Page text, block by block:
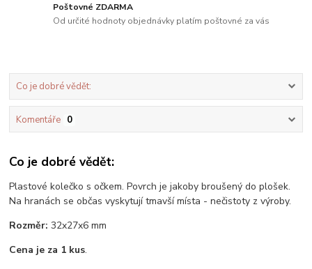
Poštovné ZDARMA
Od určité hodnoty objednávky platím poštovné za vás
Co je dobré vědět:
Komentáře 0
Co je dobré vědět:
Plastové kolečko s očkem. Povrch je jakoby broušený do plošek.
Na hranách se občas vyskytují tmavší místa - nečistoty z výroby.
Rozměr: 32x27x6 mm
Cena je za 1 kus.